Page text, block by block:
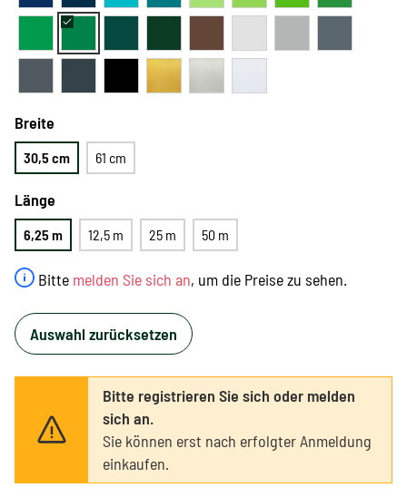
Bitte melden Sie sich an, um die Preise zu sehen.
Breite
30,5 cm 61 cm
Länge
6,25 m 12,5 m 25 m 50 m
Auswahl zurücksetzen
Bitte registrieren Sie sich oder melden
sich an.
Sie können erst nach erfolgter Anmeldung
einkaufen.